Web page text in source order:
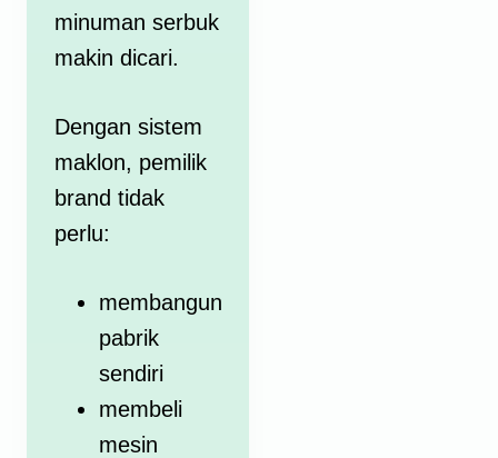
minuman serbuk
makin dicari.
Dengan sistem
maklon, pemilik
brand tidak
perlu:
membangun
pabrik
sendiri
membeli
mesin